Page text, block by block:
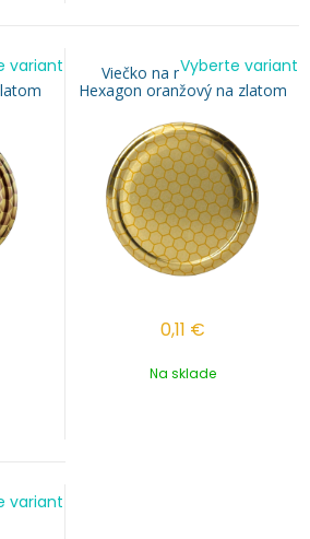
-
variant
Viečko na med TO 82 -
Hexagon oranžový na zlatom
0,11 €
Vyberte variant
Na sklade
VILKO
variant